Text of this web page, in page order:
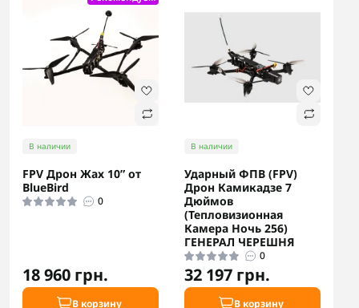
В наличии
FPV Дрон Жах 10” от
BlueBird
0
18 960 грн.
В корзину
В наличии
Ударный ФПВ (FPV)
Дрон Камикадзе 7
Дюймов
(Тепловизионная
Камера Ночь 256)
ГЕНЕРАЛ ЧЕРЕШНЯ
0
32 197 грн.
В корзину